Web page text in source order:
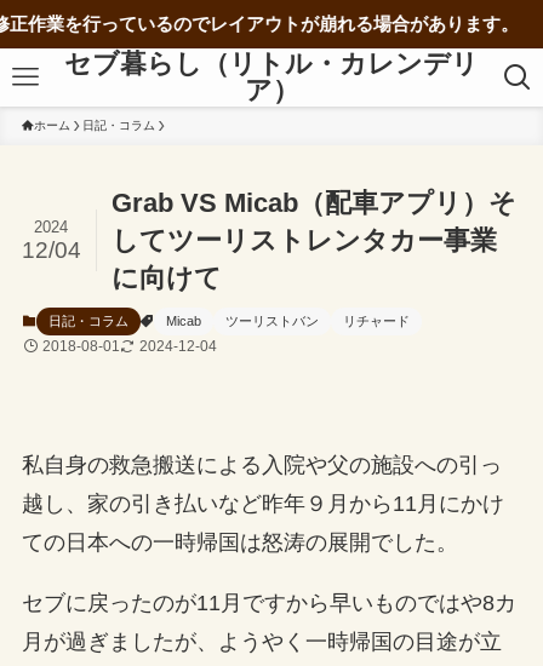
いるのでレイアウトが崩れる場合があります。
セブ暮らし（リトル・カレンデリ
ア）
ホーム 日記・コラム
Grab VS Micab（配車アプリ）そ
してツーリストレンタカー事業
に向けて
2024
12/04
日記・コラム Micab ツーリストバン リチャード
2018-08-01 2024-12-04
私自身の救急搬送による入院や父の施設への引っ
越し、家の引き払いなど昨年９月から11月にかけ
ての日本への一時帰国は怒涛の展開でした。
セブに戻ったのが11月ですから早いものではや8カ
月が過ぎましたが、ようやく一時帰国の目途が立